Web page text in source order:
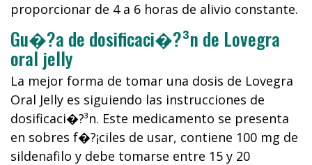
proporcionar de 4 a 6 horas de alivio constante.
Gu�?­a de dosificaci�?³n de Lovegra
oral jelly
La mejor forma de tomar una dosis de Lovegra
Oral Jelly es siguiendo las instrucciones de
dosificaci�?³n. Este medicamento se presenta
en sobres f�?¡ciles de usar, contiene 100 mg de
sildenafilo y debe tomarse entre 15 y 20